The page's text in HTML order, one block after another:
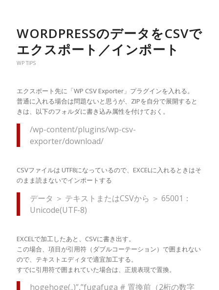
WORDPRESSのデータをCSVで
エクスポート／インポート
WP TIPS
エクスポート先に「WP CSV Exporter」プラグインを入れる。
普通に入れる場合は問題ないと思うが、ZIPを自分で展開すると
きは、以下のフォルダに書き込み属性を付けておく。
/wp-content/plugins/wp-csv-
exporter/download/
CSVファイルは UTF8になっているので、EXCELに入れるときはそ
のまま読まないでインポートする
データ ＞ テキストまたはCSVから ＞ 65001：
Unicode(UTF-8)
EXCELで加工したあと、CSVに書き出す。
この場合、項目が引用符（ダブルコーテーション）で囲まれない
ので、テキストエディタで適宜加工する。
すでに引用符で囲まれていた場合は、正規表現で置換。
hogehoge(..)”,”fugafuga # 置換前（2桁の数字